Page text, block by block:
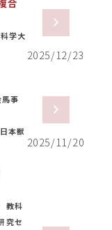
学大
2025/12/23
事
本獣
2025/11/20
教科
究セ